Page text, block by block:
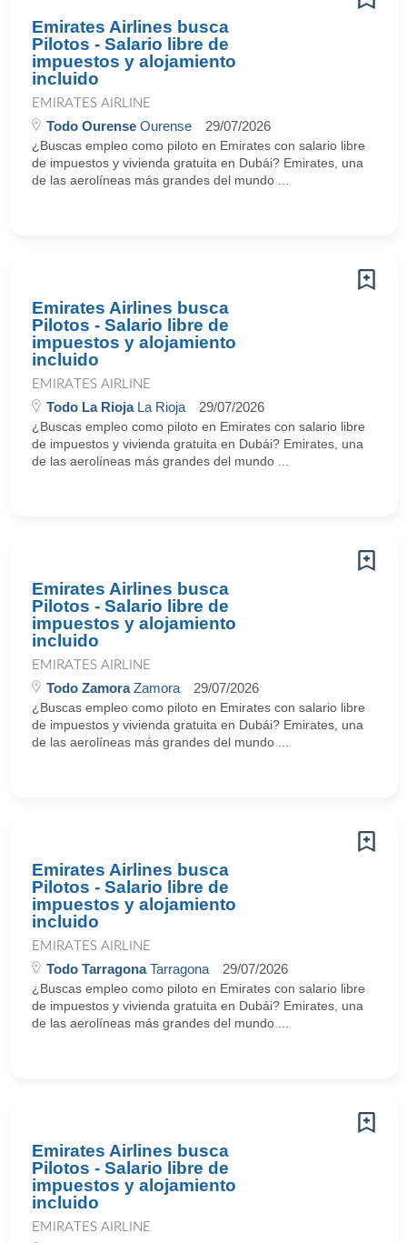
Emirates Airlines busca
Pilotos - Salario libre de
impuestos y alojamiento
incluido
EMIRATES AIRLINE
Todo Ourense Ourense 29/07/2026
¿Buscas empleo como piloto en Emirates con salario libre
de impuestos y vivienda gratuita en Dubái? Emirates, una
de las aerolíneas más grandes del mundo ...
Emirates Airlines busca
Pilotos - Salario libre de
impuestos y alojamiento
incluido
EMIRATES AIRLINE
Todo La RiojaLa Rioja 29/07/2026
¿Buscas empleo como piloto en Emirates con salario libre
de impuestos y vivienda gratuita en Dubái? Emirates, una
de las aerolíneas más grandes del mundo ...
Emirates Airlines busca
Pilotos - Salario libre de
impuestos y alojamiento
incluido
EMIRATES AIRLINE
Todo ZamoraZamora 29/07/2026
¿Buscas empleo como piloto en Emirates con salario libre
de impuestos y vivienda gratuita en Dubái? Emirates, una
de las aerolíneas más grandes del mundo ...
Emirates Airlines busca
Pilotos - Salario libre de
impuestos y alojamiento
incluido
EMIRATES AIRLINE
Todo TarragonaTarragona 29/07/2026
¿Buscas empleo como piloto en Emirates con salario libre
de impuestos y vivienda gratuita en Dubái? Emirates, una
de las aerolíneas más grandes del mundo ...
Emirates Airlines busca
Pilotos - Salario libre de
impuestos y alojamiento
incluido
EMIRATES AIRLINE